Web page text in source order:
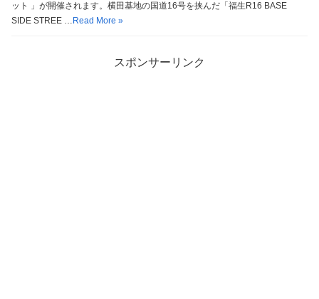
ット 」が開催されます。横田基地の国道16号を挟んだ「福生R16 BASE
SIDE STREE … Read More »
スポンサーリンク